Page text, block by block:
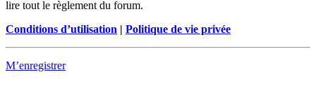
lire tout le règlement du forum.
Conditions d’utilisation | Politique de vie privée
M’enregistrer